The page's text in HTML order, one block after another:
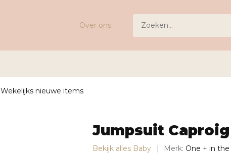
Over ons
Wekelijks nieuwe items
Jumpsuit
Bekijk alles Baby Merk: One + in